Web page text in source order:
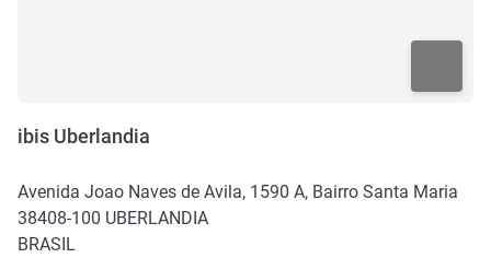
ibis Uberlandia
Avenida Joao Naves de Avila, 1590 A, Bairro Santa Maria
38408-100 UBERLANDIA
BRASIL